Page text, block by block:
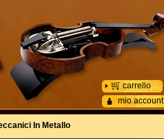
mio account
carrello
In Metallo